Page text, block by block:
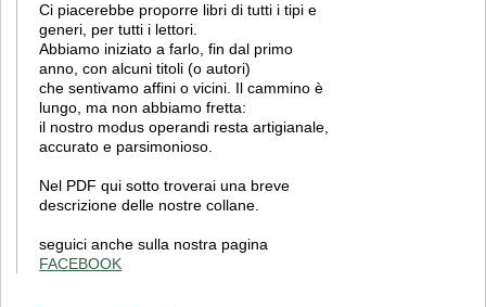
Ci piacerebbe proporre libri di tutti i tipi e
generi, per tutti i lettori.
Abbiamo iniziato a farlo, fin dal primo
anno, con alcuni titoli (o autori)
che sentivamo affini o vicini. Il cammino è
lungo, ma non abbiamo fretta:
il nostro modus operandi resta artigianale,
accurato e parsimonioso.
Nel PDF qui sotto troverai una breve
descrizione delle nostre collane.
seguici anche sulla nostra pagina
FACEBOOK